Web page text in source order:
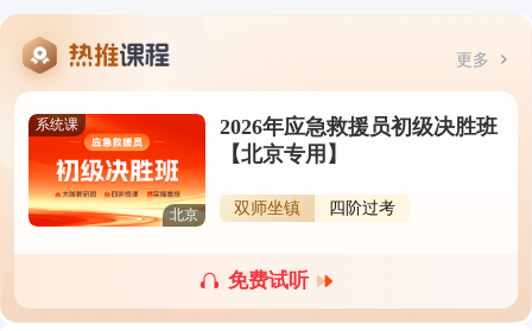
更多
系统课
北京
2026年应急救援员初级决胜班
【北京专用】
双师坐镇 四阶过考
免费试听